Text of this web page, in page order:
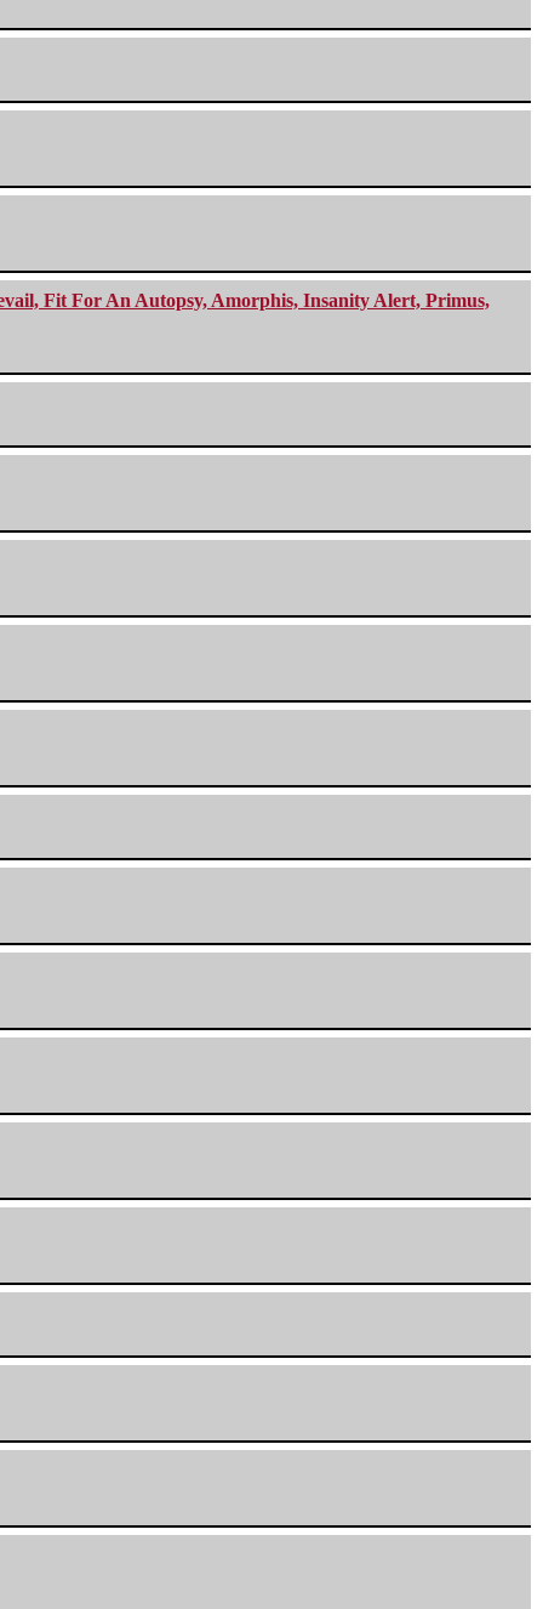
Fit For An Autopsy, Amorphis, Insanity Alert, Primus,